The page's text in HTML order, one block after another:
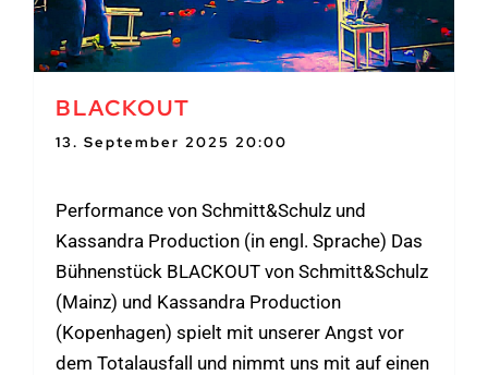
BLACKOUT
13. September 2025 20:00
Performance von Schmitt&Schulz und
Kassandra Production (in engl. Sprache) Das
Bühnenstück BLACKOUT von Schmitt&Schulz
(Mainz) und Kassandra Production
(Kopenhagen) spielt mit unserer Angst vor
dem Totalausfall und nimmt uns mit auf einen